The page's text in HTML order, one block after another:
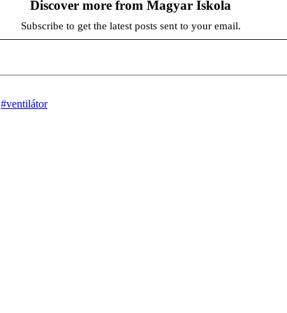
Discover more from Magyar Iskola
Subscribe to get the latest posts sent to your email.
#ventilátor